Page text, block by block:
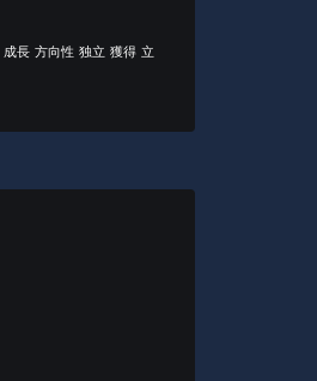
成長 方向性 独立 獲得 立